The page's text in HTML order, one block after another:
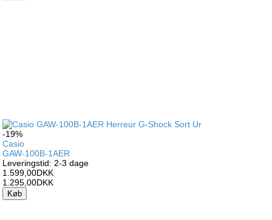
-19%
Casio
GAW-100B-1AER
Leveringstid: 2-3 dage
1.599,00DKK
1.295,00DKK
Køb